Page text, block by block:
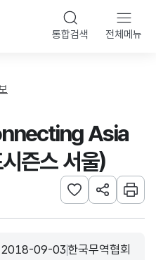
통합검색 전체메뉴
Asia
즌스 서울)
관심사 등록하기
URL 공유하
인쇄
등록일
2018-09-03
수집기관
한국무역협회